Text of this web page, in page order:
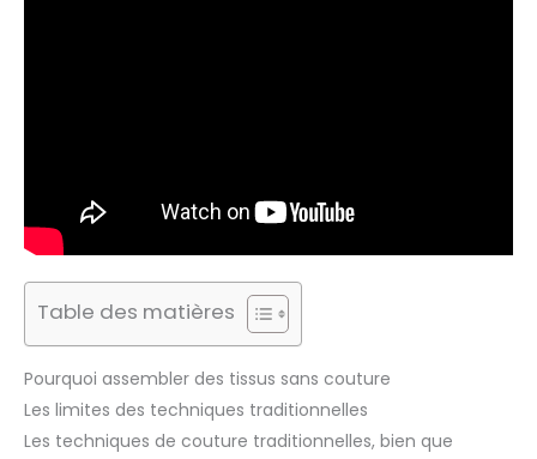
Table des matières
Pourquoi assembler des tissus sans couture
Les limites des techniques traditionnelles
Les techniques de couture traditionnelles, bien que